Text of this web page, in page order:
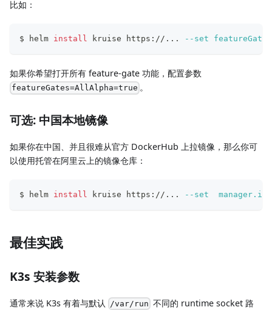
比如：
$ helm install kruise https:// .. . --set featureGates
如果你希望打开所有 feature-gate 功能，配置参数
featureGates=AllAlpha=true 。
可选: 中国本地镜像
如果你在中国、并且很难从官方 DockerHub 上拉镜像，那么你可
以使用托管在阿里云上的镜像仓库：
$ helm install kruise https:// .. . --set
最佳实践
K3s 安装参数
通常来说 K3s 有着与默认 /var/run 不同的 runtime socket 路